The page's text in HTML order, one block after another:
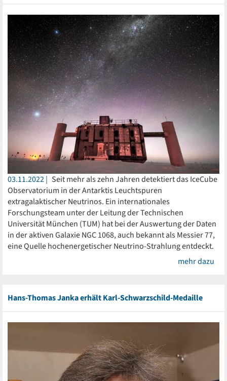
03.11.2022
Seit mehr als zehn Jahren detektiert das IceCube
Observatorium in der Antarktis Leuchtspuren
extragalaktischer Neutrinos. Ein internationales
Forschungsteam unter der Leitung der Technischen
Universität München (TUM) hat bei der Auswertung der Daten
in der aktiven Galaxie NGC 1068, auch bekannt als Messier 77,
eine Quelle hochenergetischer Neutrino-Strahlung entdeckt.
mehr dazu
Hans-Thomas Janka erhält Karl-Schwarzschild-Medaille